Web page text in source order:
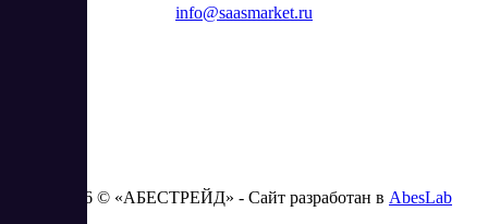
info@saasmarket.ru
2023 - 2026 © «АБЕСТРЕЙД» - Сайт разработан в AbesLab